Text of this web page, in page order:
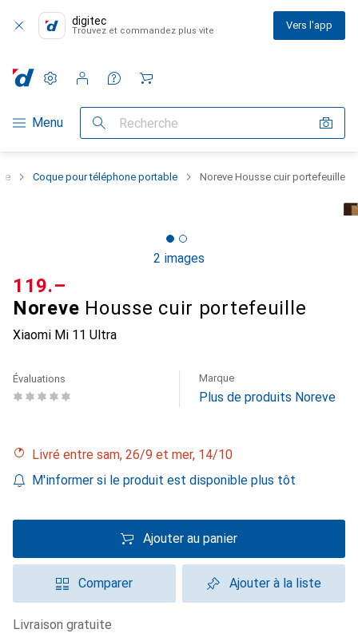
digitec
Trouvez et commandez plus vite Vers l'app
Navigation par catégorie
Menu Recherche
Paramètres
Compte client
Listes de comparaison
Listes d'envies
Panier
Coque pour téléphone portable Noreve Housse cuir portefeuille
2 images
Noreve Housse cuir portefeuille
Xiaomi Mi 11 Ultra
CHF
119.–
Évaluations Marque
Plus de produits Noreve
Livré entre sam, 26/9 et mer, 14/10
M'informer si le produit est disponible plus tôt
Ajouter au panier
Comparer Ajouter à la liste
livraison gratuite